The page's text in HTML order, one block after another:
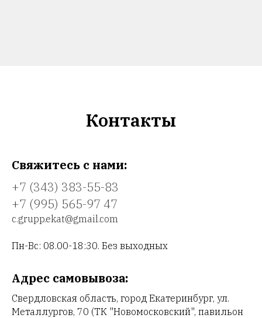
Контакты
Свяжитесь с нами:
+7 (343) 383-55-83
+7 (995) 565-97 47
c.grupp.ekat@gmail.com
Пн-Вc: 08.00-18:30. Без выходных
Адрес самовывоза:
Свердловская область, город Екатеринбург, ул.
Металлургов, 70 (ТК "Новомосковский", павильон